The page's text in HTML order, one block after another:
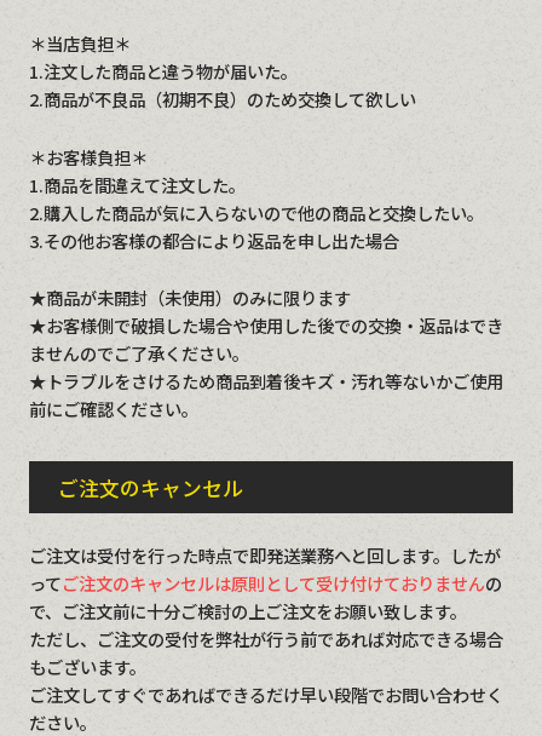
＊当店負担＊
1.注文した商品と違う物が届いた。
2.商品が不良品（初期不良）のため交換して欲しい
＊お客様負担＊
1.商品を間違えて注文した。
2.購入した商品が気に入らないので他の商品と交換したい。
3.その他お客様の都合により返品を申し出た場合
★商品が未開封（未使用）のみに限ります
★お客様側で破損した場合や使用した後での交換・返品はでき
ませんのでご了承ください。
★トラブルをさけるため商品到着後キズ・汚れ等ないかご使用
前にご確認ください。
ご注文のキャンセル
ご注文は受付を行った時点で即発送業務へと回します。したが
ってご注文のキャンセルは原則として受け付けておりませんの
で、ご注文前に十分ご検討の上ご注文をお願い致します。
ただし、ご注文の受付を弊社が行う前であれば対応できる場合
もございます。
ご注文してすぐであればできるだけ早い段階でお問い合わせく
ださい。